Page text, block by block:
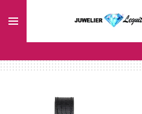
direct
hoofdinhoud